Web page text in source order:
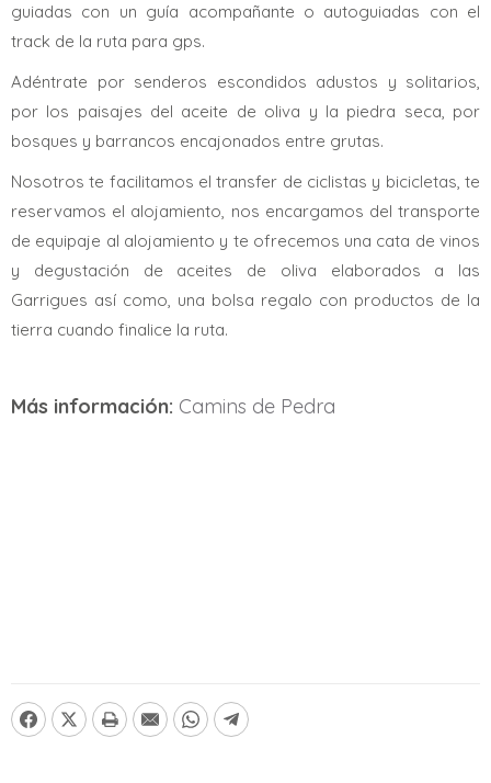
guiadas con un guía acompañante o autoguiadas con el
track de la ruta para gps.
Adéntrate por senderos escondidos adustos y solitarios,
por los paisajes del aceite de oliva y la piedra seca, por
bosques y barrancos encajonados entre grutas.
Nosotros te facilitamos el transfer de ciclistas y bicicletas, te
reservamos el alojamiento, nos encargamos del transporte
de equipaje al alojamiento y te ofrecemos una cata de vinos
y degustación de aceites de oliva elaborados a las
Garrigues así como, una bolsa regalo con productos de la
tierra cuando finalice la ruta.
Más información: Camins de Pedra